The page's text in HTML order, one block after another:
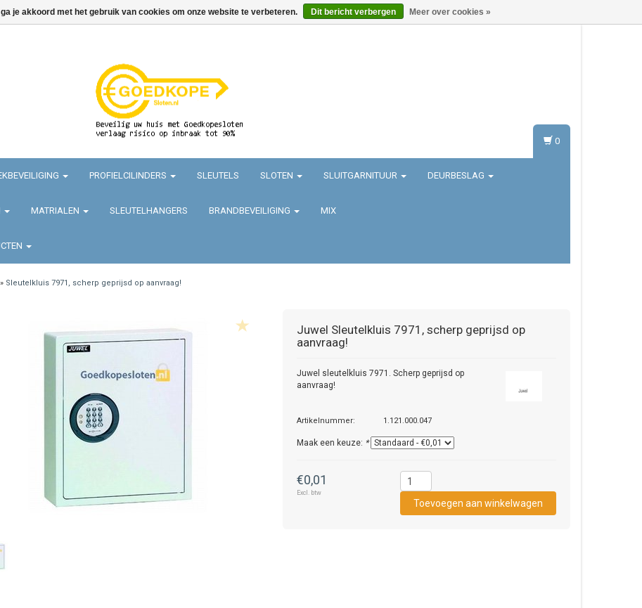
PROFIELCILINDERS SLEUTELS SLOTEN SLUITGARNITUUR DEURBESLAG
MATRIALEN SLEUTELHANGERS BRANDBEVEILIGING MIX
0
» Sleutelkluis 7971, scherp geprijsd op aanvraag!
Juwel Sleutelkluis 7971, scherp geprijsd op
aanvraag!
Juwel sleutelkluis 7971. Scherp geprijsd op
aanvraag!
Artikelnummer: 1.121.000.047
Maak een keuze: *
€0,01
Excl. btw
je akkoord met het gebruik van cookies om onze website te verbeteren. Dit bericht verbergen Meer over cookies »